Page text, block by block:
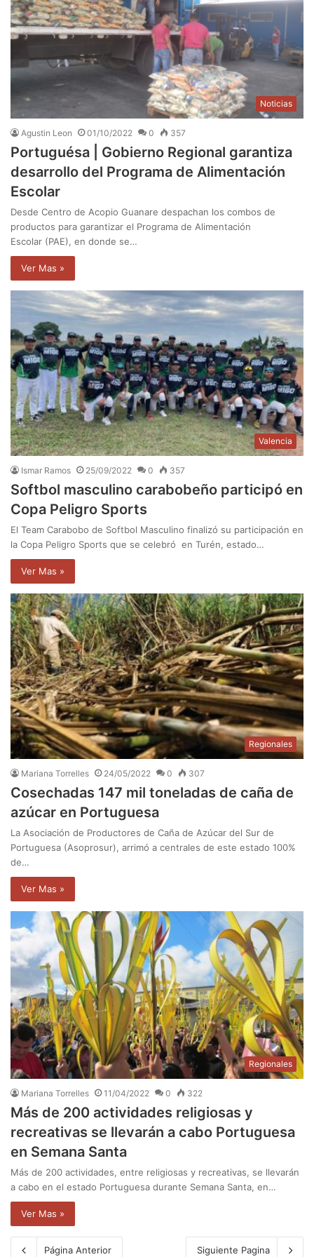
Noticias
Agustin Leon 01/10/2022 0 357
Portuguésa | Gobierno Regional garantiza
desarrollo del Programa de Alimentación
Escolar
Desde Centro de Acopio Guanare despachan los combos de
productos para garantizar el Programa de Alimentación
Escolar (PAE), en donde se…
Ver Mas »
Valencia
Ismar Ramos 25/09/2022 0 357
Softbol masculino carabobeño participó en
Copa Peligro Sports
El Team Carabobo de Softbol Masculino finalizó su participación en
la Copa Peligro Sports que se celebró en Turén, estado…
Ver Mas »
Regionales
Mariana Torrelles 24/05/2022 0 307
Cosechadas 147 mil toneladas de caña de
azúcar en Portuguesa
La Asociación de Productores de Caña de Azúcar del Sur de
Portuguesa (Asoprosur), arrimó a centrales de este estado 100%
de…
Ver Mas »
Regionales
Mariana Torrelles 11/04/2022 0 322
Más de 200 actividades religiosas y
recreativas se llevarán a cabo Portuguesa
en Semana Santa
Más de 200 actividades, entre religiosas y recreativas, se llevarán
a cabo en el estado Portuguesa durante Semana Santa, en…
Ver Mas »
Página Anterior Siguiente Pagina